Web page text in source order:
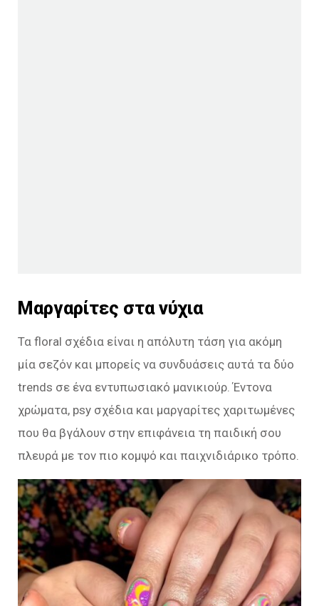
Μαργαρίτες στα νύχια
Τα floral σχέδια είναι η απόλυτη τάση για ακόμη
μία σεζόν και μπορείς να συνδυάσεις αυτά τα δύο
trends σε ένα εντυπωσιακό μανικιούρ. Έντονα
χρώματα, psy σχέδια και μαργαρίτες χαριτωμένες
που θα βγάλουν στην επιφάνεια τη παιδική σου
πλευρά με τον πιο κομψό και παιχνιδιάρικο τρόπο.